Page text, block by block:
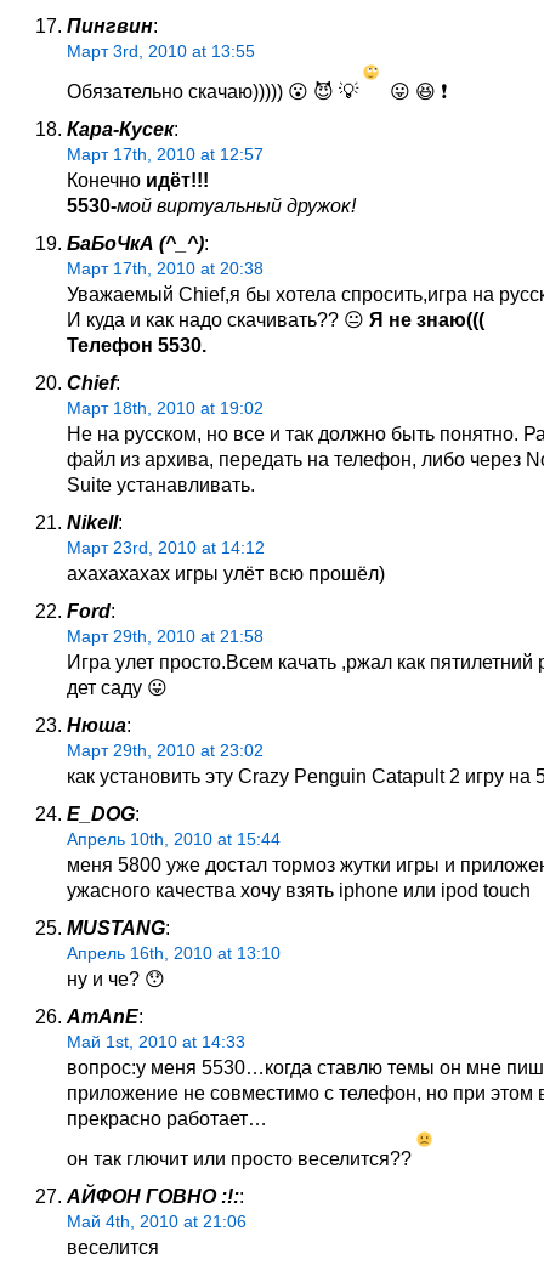
Пингвин:
Март 3rd, 2010 at 13:55
Обязательно скачаю))))) 😮 😈 💡
😛 😆 ❗
Кара-Кусек:
Март 17th, 2010 at 12:57
Конечно идёт!!!
5530-мой виртуальный дружок!
БаБоЧкА (^_^):
Март 17th, 2010 at 20:38
Уважаемый Chief,я бы хотела спросить,игра на
И куда и как надо скачивать?? 😐 Я не знаю(((
Телефон 5530.
Chief:
Март 18th, 2010 at 19:02
Не на русском, но все и так должно быть понятно.
файл из архива, передать на телефон, либо через
Suite устанавливать.
Nikell:
Март 23rd, 2010 at 14:12
ахахахахах игры улёт всю прошёл)
Ford:
Март 29th, 2010 at 21:58
Игра улет просто.Всем качать ,ржал как пятилетний
дет саду 😛
Нюша:
Март 29th, 2010 at 23:02
как установить эту Crazy Penguin Catapult 2 игру на
E_DOG:
Апрель 10th, 2010 at 15:44
меня 5800 уже достал тормоз жутки игры и
ужасного качества хочу взять iphone или ipod touch
MUSTANG:
Апрель 16th, 2010 at 13:10
ну и че? 😯
AmAnE:
Май 1st, 2010 at 14:33
вопрос:у меня 5530…когда ставлю темы он мне
приложение не совместимо с телефон, но при этом
прекрасно работает…
он так глючит или просто веселится??
АЙФОН ГОВНО :!::
Май 4th, 2010 at 21:06
веселится